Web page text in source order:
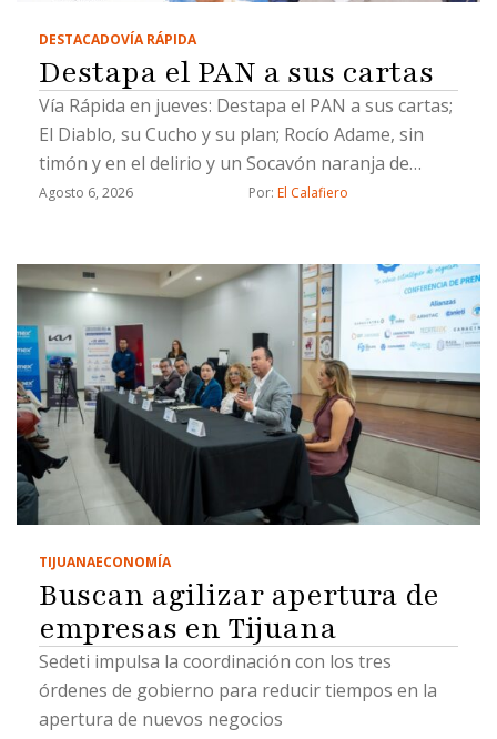
DESTACADOVÍA RÁPIDA
Destapa el PAN a sus cartas
Vía Rápida en jueves: Destapa el PAN a sus cartas;
El Diablo, su Cucho y su plan; Rocío Adame, sin
timón y en el delirio y un Socavón naranja de
Chicali
Agosto 6, 2026 Por: El Calafiero
TIJUANAECONOMÍA
Buscan agilizar apertura de
empresas en Tijuana
Sedeti impulsa la coordinación con los tres
órdenes de gobierno para reducir tiempos en la
apertura de nuevos negocios